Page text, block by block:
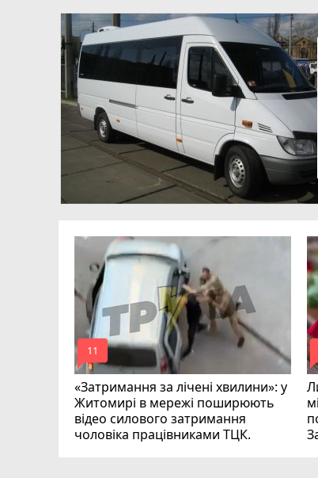
«Затримання за лічені хвилини»: у
Житомирі в мережі поширюють
відео силового затримання
чоловіка працівниками ТЦК.
mode_comment
11